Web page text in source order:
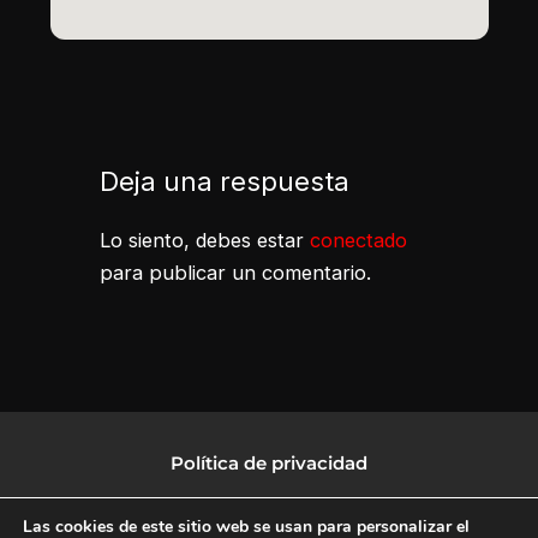
Deja una respuesta
Lo siento, debes estar conectado
para publicar un comentario.
Política de privacidad
Política de protección de datos
Las cookies de este sitio web se usan para personalizar el